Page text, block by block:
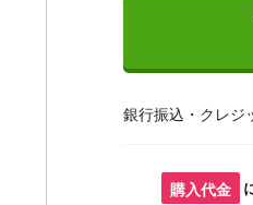
銀行振込・クレジ
購入代金